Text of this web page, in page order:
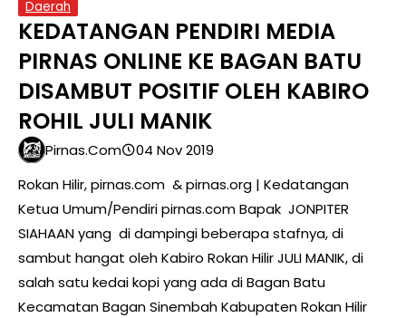
Daerah
KEDATANGAN PENDIRI MEDIA
PIRNAS ONLINE KE BAGAN BATU
DISAMBUT POSITIF OLEH KABIRO
ROHIL JULI MANIK
Pirnas.com
04 Nov 2019
Rokan Hilir, pirnas.com & pirnas.org | Kedatangan
Ketua Umum/Pendiri pirnas.com Bapak JONPITER
SIAHAAN yang di dampingi beberapa stafnya, di
sambut hangat oleh Kabiro Rokan Hilir JULI MANIK, di
salah satu kedai kopi yang ada di Bagan Batu
Kecamatan Bagan Sinembah Kabupaten Rokan Hilir